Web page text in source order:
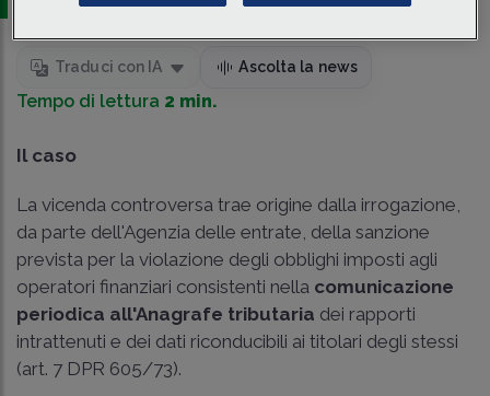
Traduci con IA Ascolta la news
Tempo di lettura 2 min.
Il caso
La vicenda controversa trae origine dalla irrogazione,
da parte dell'Agenzia delle entrate, della sanzione
prevista per la violazione degli obblighi imposti agli
operatori finanziari consistenti nella comunicazione
periodica all'Anagrafe tributaria dei rapporti
intrattenuti e dei dati riconducibili ai titolari degli stessi
(art. 7 DPR 605/73).